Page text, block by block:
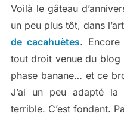
Voilà le gâteau
un peu plus tôt, dans
de cacahuètes. Encore
tout droit venue du blog
phase banane… et ce
J’ai un peu adapté
terrible. C’est fondant.